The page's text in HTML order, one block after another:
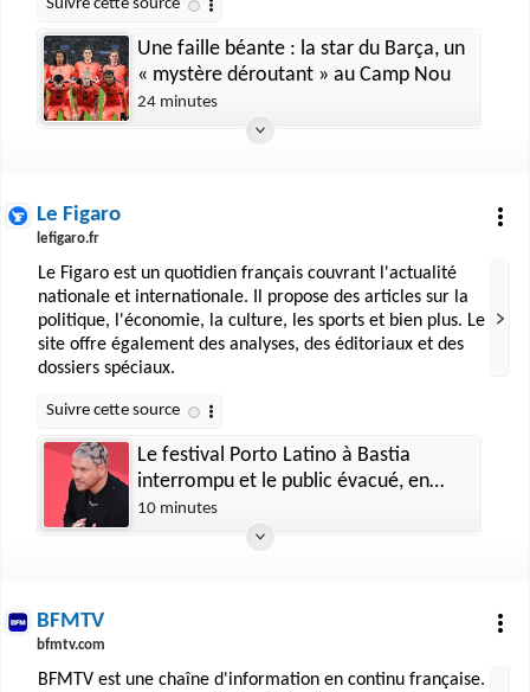
Une faille béante : la star du Barça, un
« mystère déroutant » au Camp Nou
24 minutes
Le Figaro
lefigaro.fr
Le Figaro est un quotidien français couvrant l'actualité
nationale et internationale. Il propose des articles sur la
politique, l'économie, la culture, les sports et bien plus. Le
site offre également des analyses, des éditoriaux et des
dossiers spéciaux.
Le festival Porto Latino à Bastia
interrompu et le public évacué, en
raison d’un risque d’effondrement
10 minutes
BFMTV
bfmtv.com
BFMTV est une chaîne d'information en continu française.